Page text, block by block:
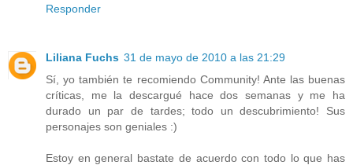
Responder
Liliana Fuchs 31 de mayo de 2010 a las 21:29
Sí, yo también te recomiendo Community! Ante las buenas
críticas, me la descargué hace dos semanas y me ha
durado un par de tardes; todo un descubrimiento! Sus
personajes son geniales :)
Estoy en general bastate de acuerdo con todo lo que has